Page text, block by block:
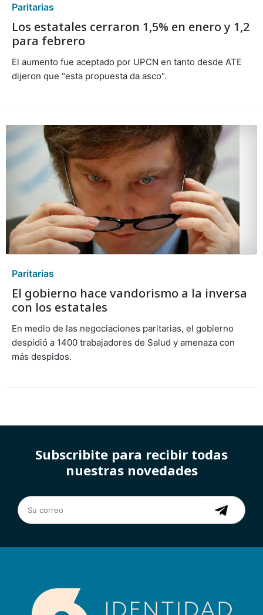
Paritarias
Los estatales cerraron 1,5% en enero y 1,2
para febrero
El aumento fue aceptado por UPCN en tanto desde ATE
dijeron que "esta propuesta da asco".
Paritarias
El gobierno hace vandorismo a la inversa
con los estatales
En medio de las negociaciones paritarias, el gobierno
despidió a 1400 trabajadores de Salud y amenaza con
más despidos.
Subscribite para recibir todas
nuestras novedades